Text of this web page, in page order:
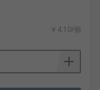
￥4.10/個